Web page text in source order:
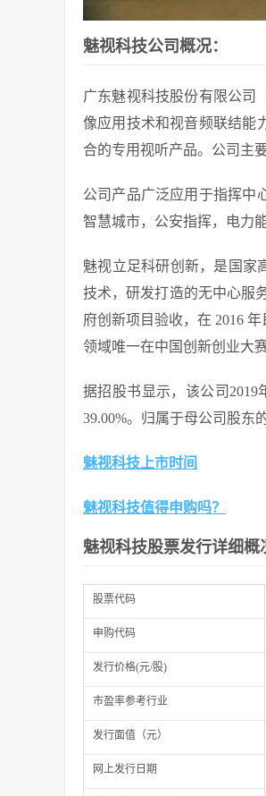
魅视科技公司概况：
广东魅视科技股份有限公司
像应用技术和视音频联结能
合的专用视听产品。公司主
公司产品广泛应用于指挥中
智慧城市，公安指挥，电力
魅视立足科研创新，是国家
技术，研发打造的无中心服
府创新项目验收，在 2016
领域唯一在中国创新创业大
据招股书显示，该公司2019
39.00%。归属于母公司股东
魅视科技上市时间
魅视科技值得申购吗？
魅视科技股票发行详细概
股票代码
申购代码
发行价格(元/股)
市盈率参考行业
发行面值（元）
网上发行日期